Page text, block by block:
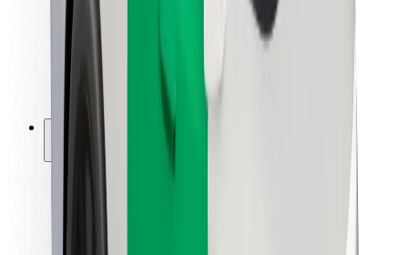
Lokality
Řešení pro města
Letiště
Nabíjecí stanice Bolt
Pro cestující
Pro řidiče